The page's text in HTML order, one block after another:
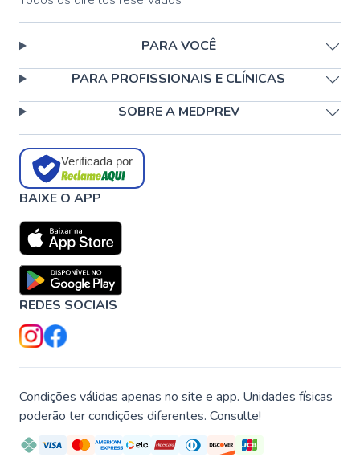
PARA VOCÊ
PARA PROFISSIONAIS E CLÍNICAS
SOBRE A MEDPREV
Verificada por
BAIXE O APP
REDES SOCIAIS
Condições válidas apenas no site e app. Unidades físicas
poderão ter condições diferentes. Consulte!